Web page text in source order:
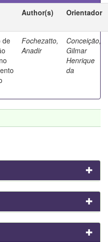
Author(s) Orientador
de
Fochezatto,
Anadir
Conceição,
Gilmar
Henrique
da